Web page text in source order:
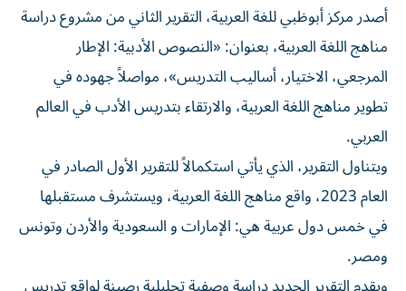
أصدر مركز أبوظبي للغة العربية، التقرير الثاني من مشروع دراسة
مناهج اللغة العربية، بعنوان: «النصوص الأدبية: الإطار
المرجعي، الاختيار، أساليب التدريس»، مواصلاً جهوده في
تطوير مناهج اللغة العربية، والارتقاء بتدريس الأدب في العالم
العربي.
ويتناول التقرير، الذي يأتي استكمالاً للتقرير الأول الصادر في
العام 2023، واقع مناهج اللغة العربية، ويستشرف مستقبلها
في خمس دول عربية هي: الإمارات و السعودية والأردن وتونس
ومصر.